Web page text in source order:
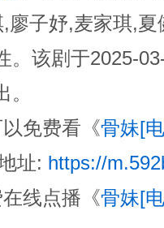
廖子妤,麦家琪,
。该剧于2025-
免费看《骨妹[
址: https://
线点播《骨妹[